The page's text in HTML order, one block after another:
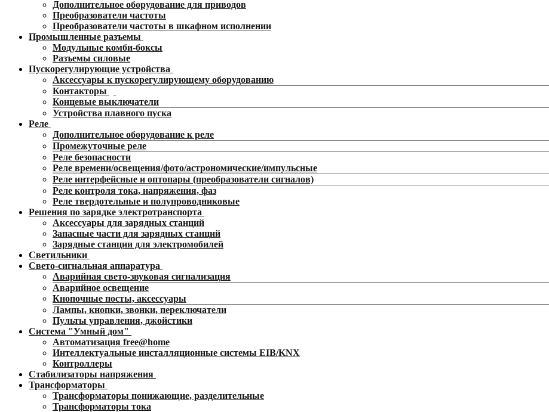
Дополнительное оборудование для приводов
Преобразователи частоты
Преобразователи частоты в шкафном исполнении
Промышленные разъемы
Модульные комби-боксы
Разъемы силовые
Пускорегулирующие устройства
Аксессуары к пускорегулирующему оборудованию
Контакторы
Концевые выключатели
Устройства плавного пуска
Реле
Дополнительное оборудование к реле
Промежуточные реле
Реле безопасности
Реле времени/освещения/фото/астрономические/импульсные
Реле интерфейсные и оптопары (преобразователи сигналов)
Реле контроля тока, напряжения, фаз
Реле твердотельные и полупроводниковые
Решения по зарядке электротранспорта
Аксессуары для зарядных станций
Запасные части для зарядных станций
Зарядные станции для электромобилей
Светильники
Свето-сигнальная аппаратура
Аварийная свето-звуковая сигнализация
Аварийное освещение
Кнопочные посты, аксессуары
Лампы, кнопки, звонки, переключатели
Пульты управления, джойстики
Система "Умный дом"
Автоматизация free@home
Интеллектуальные инсталляционные системы EIB/KNX
Контроллеры
Стабилизаторы напряжения
Трансформаторы
Трансформаторы понижающие, разделительные
Трансформаторы тока